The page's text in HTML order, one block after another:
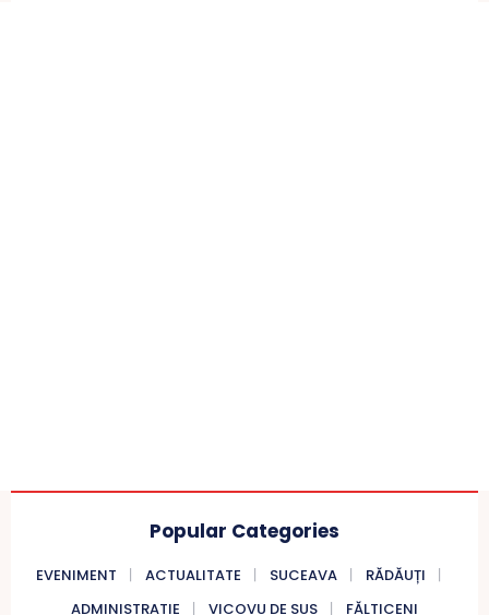
Popular Categories
EVENIMENT ACTUALITATE SUCEAVA
RĂDĂUȚI
ADMINISTRATIE
VICOVU DE SUS FĂLTICENI